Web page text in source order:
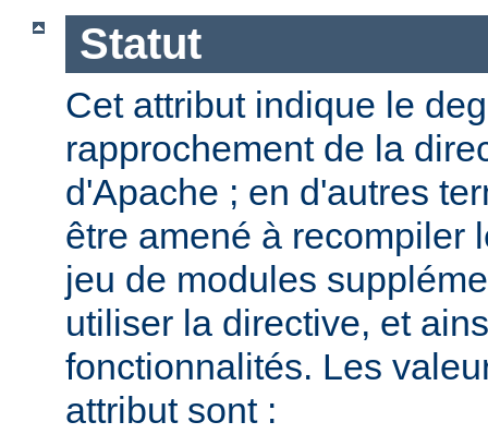
Statut
Cet attribut indique le
rapprochement de la
d'Apache ; en d'autres
être amené à recompiler
jeu de modules
utiliser la directive, et
fonctionnalités. Les
attribut sont :